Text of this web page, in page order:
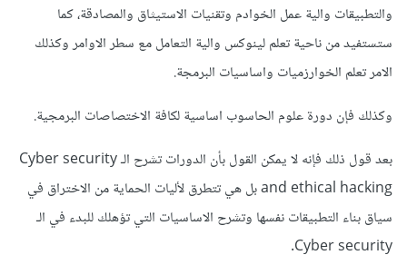
والتطبيقات والية عمل الخوادم وتقنيات الاستيثاق والمصادقة، كما
ستستفيد من ناحية تعلم لينوكس والية التعامل مع سطر الاوامر وكذلك
الامر تعلم الخوارزميات واساسيات البرمجة.
وكذلك فإن دورة علوم الحاسوب اساسية لكافة الاختصاصات البرمجية.
بعد قول ذلك فإنه لا يمكن القول بأن الدورات تشرح الـ Cyber security
and ethical hacking بل هي تتطرق لأليات الحماية من الاختراق في
سياق بناء التطبيقات نفسها وتشرح الاساسيات التي تؤهلك للبدء في الـ
Cyber security.